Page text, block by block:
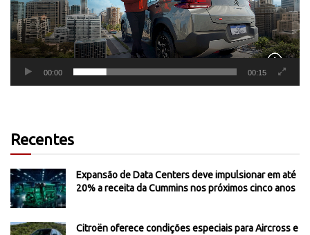
00:00 00:15
Recentes
Expansão de Data Centers deve impulsionar em até
20% a receita da Cummins nos próximos cinco anos
Citroën oferece condições especiais para Aircross e